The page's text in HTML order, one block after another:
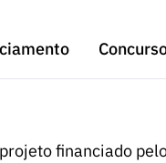
financiado